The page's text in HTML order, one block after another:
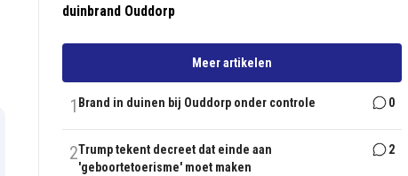
duinbrand Ouddorp
Meer artikelen
1 Brand in duinen bij Ouddorp onder controle 0
2Trump tekent decreet dat einde aan
'geboortetoerisme' moet maken
2